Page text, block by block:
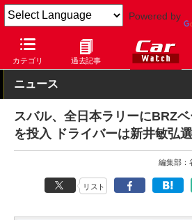
Powered by
カテゴリ 過去記事
Car Watch 自動車 スバル
ニュース
スバル、全日本ラリーにBRZ
を投入 ドライバーは新井敏弘
編集部：
リスト